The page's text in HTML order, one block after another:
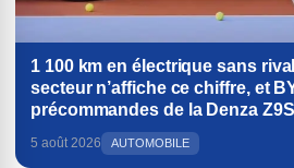
1 100 km en électrique sans
secteur n’affiche ce chiffre, et
précommandes de la Denza Z9S
5 août 2026 AUTOMOBILE